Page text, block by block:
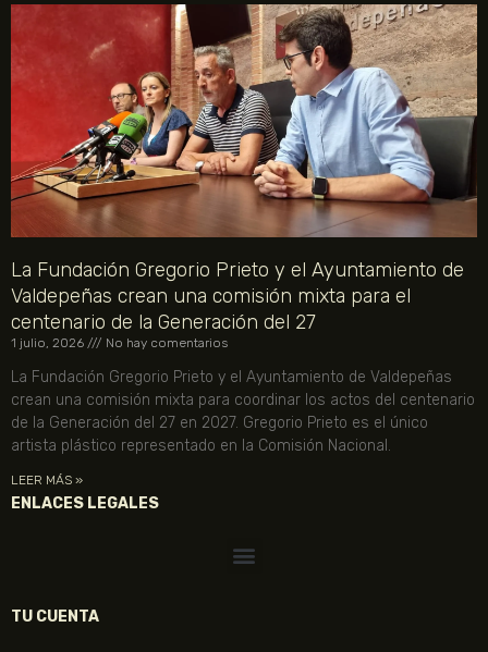
La Fundación Gregorio Prieto y el Ayuntamiento de
Valdepeñas crean una comisión mixta para el
centenario de la Generación del 27
1 julio, 2026 No hay comentarios
La Fundación Gregorio Prieto y el Ayuntamiento de Valdepeñas
crean una comisión mixta para coordinar los actos del centenario
de la Generación del 27 en 2027. Gregorio Prieto es el único
artista plástico representado en la Comisión Nacional.
LEER MÁS »
ENLACES LEGALES
TU CUENTA